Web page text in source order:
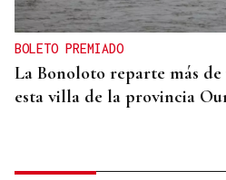
BOLETO PREMIADO
La Bonoloto reparte más
esta villa de la provincia